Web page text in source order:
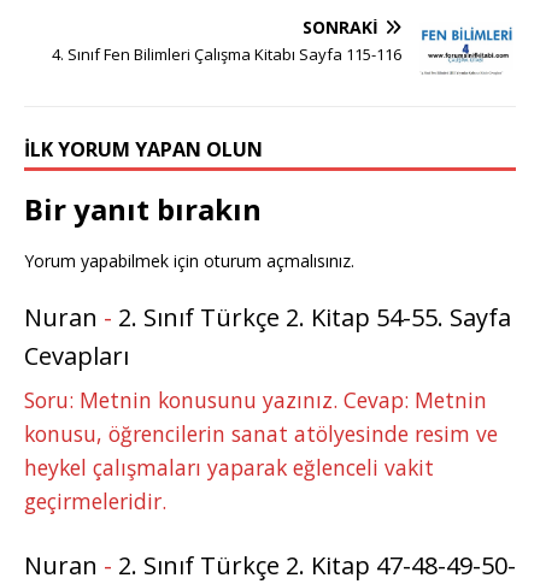
SONRAKI
4. Sınıf Fen Bilimleri Çalışma Kitabı Sayfa 115-116
İLK YORUM YAPAN OLUN
Bir yanıt bırakın
Yorum yapabilmek için oturum açmalısınız.
Nuran - 2. Sınıf Türkçe 2. Kitap 54-55. Sayfa
Cevapları
Soru: Metnin konusunu yazınız. Cevap: Metnin
konusu, öğrencilerin sanat atölyesinde resim ve
heykel çalışmaları yaparak eğlenceli vakit
geçirmeleridir.
Nuran - 2. Sınıf Türkçe 2. Kitap 47-48-49-50-